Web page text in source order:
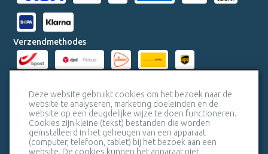
Verzendmethodes
Veiligheidscertificaat SSL
Deze website gebruikt cookies om het bezoek naar de
website te analyseren, marketing doeleinden en de
website op een deugdelijke wijze te doen functioneren.
Cookies zijn kleine (tekst) bestanden die worden
geïnstalleerd in het geheugen van een apparaat
(computer, telefoon, tablet) bij het bezoek aan een
website. De cookies kunnen het apparaat niet